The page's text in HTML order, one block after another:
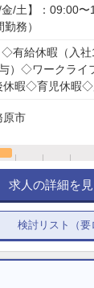
/金/土】：09:00
勤務）
有給休暇（入社
）◇ワークライ
暇◇育児休暇
原市
求人の詳細を
検討リスト（要